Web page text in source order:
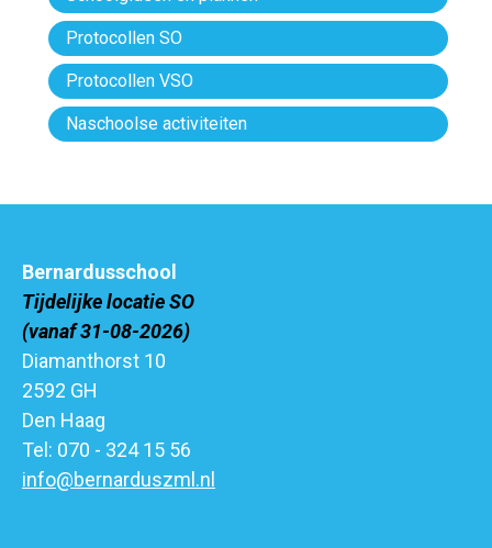
Protocollen SO
Protocollen VSO
Naschoolse activiteiten
Bernardusschool
Tijdelijke locatie SO
(vanaf 31-08-2026)
Diamanthorst 10
2592 GH
Den Haag
Tel: 070 - 324 15 56
info@bernarduszml.nl